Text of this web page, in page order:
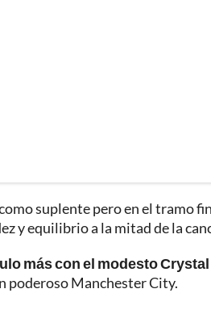
suplente pero en el tramo
y equilibrio a la mitad de la
más con el modesto
poderoso Manchester City.